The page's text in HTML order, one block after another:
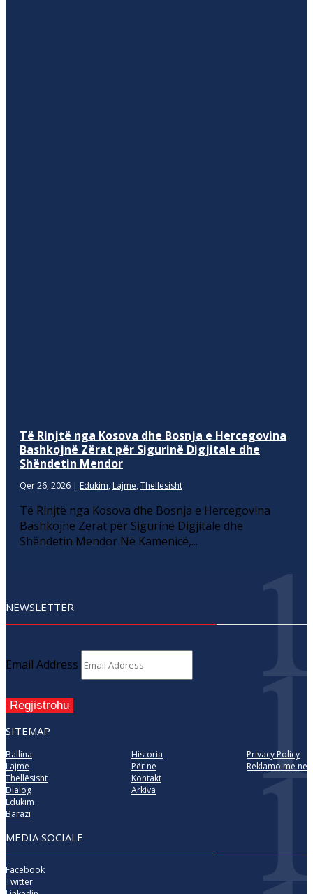
Të Rinjtë nga Kosova dhe Bosnja e Hercegovina
Bashkojnë Zërat për Sigurinë Digjitale dhe
Shëndetin Mendor
Qer 26, 2026 | Edukim, Lajme, Thellesisht
Të Rinjtë nga Kosova dhe Bosnja e Hercegovina
Bashkojnë Zërat për Sigurinë Digjitale dhe
Shëndetin Mendor Në Kamenicë,...
NEWSLETTER
Email Address
Regjistrohu
SITEMAP
Ballina
Lajme
Thellësisht
Dialog
Edukim
Barazi
Historia
Për ne
Kontakt
Arkiva
Privacy Policy
Reklamo me ne
MEDIA SOCIALE
Facebook
Twitter